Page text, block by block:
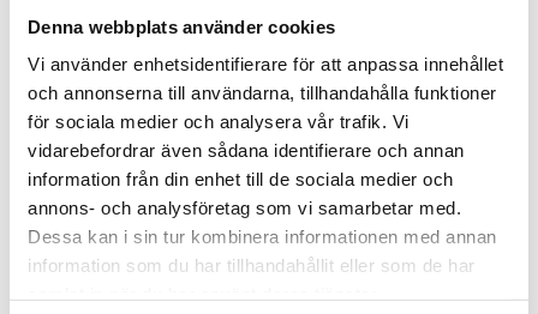
Denna webbplats använder cookies
Vi använder enhetsidentifierare för att anpassa innehållet
och annonserna till användarna, tillhandahålla funktioner
för sociala medier och analysera vår trafik. Vi
vidarebefordrar även sådana identifierare och annan
information från din enhet till de sociala medier och
annons- och analysföretag som vi samarbetar med.
Dessa kan i sin tur kombinera informationen med annan
information som du har tillhandahållit eller som de har
OSCAR & CLOTHILDE OSCAR & CLOTHILDE